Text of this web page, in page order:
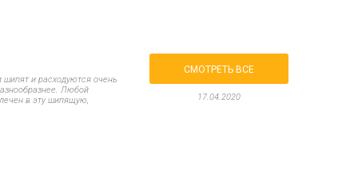
8 марта
и расходуются очень
Любой
в эту шипящую,
СМОТРЕТЬ ВСЕ
17.04.2020